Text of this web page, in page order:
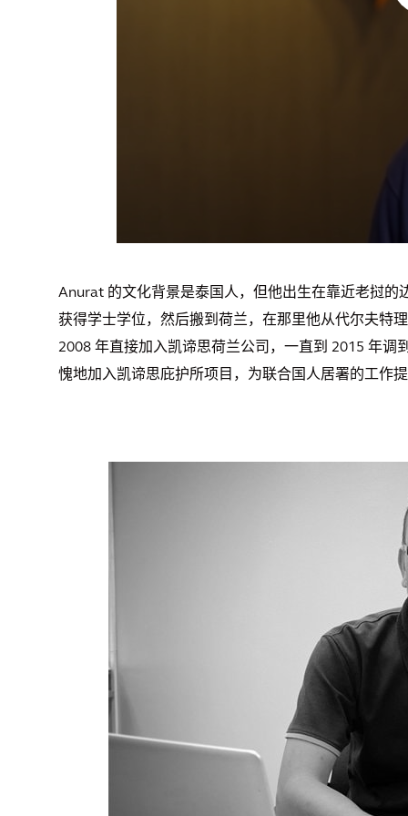
Anurat 的文化背景是泰国人，但他出生在靠近老挝
获得学士学位，然后搬到荷兰，在那里他从代尔夫特
2008 年直接加入凯谛思荷兰公司，一直到 2015 年
愧地加入凯谛思庇护所项目，为联合国人居署的工作